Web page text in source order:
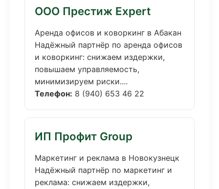
ООО Престиж Expert
Аренда офисов и коворкинг в Абакан
Надёжный партнёр по аренда офисов
и коворкинг: снижаем издержки,
повышаем управляемость,
минимизируем риски....
Телефон: 8 (940) 653 46 22
ИП Профит Group
Маркетинг и реклама в Новокузнецк
Надёжный партнёр по маркетинг и
реклама: снижаем издержки,